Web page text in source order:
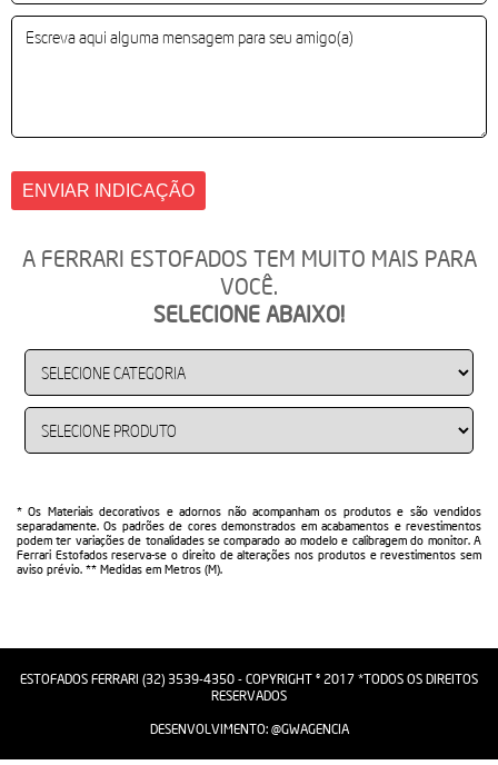
A FERRARI ESTOFADOS TEM MUITO MAIS PARA
VOCÊ.
SELECIONE ABAIXO!
* Os Materiais decorativos e adornos não acompanham os produtos e são vendidos
separadamente. Os padrões de cores demonstrados em acabamentos e revestimentos
podem ter variações de tonalidades se comparado ao modelo e calibragem do monitor. A
Ferrari Estofados reserva-se o direito de alterações nos produtos e revestimentos sem
aviso prévio. ** Medidas em Metros (M).
ESTOFADOS FERRARI (32) 3539-4350 - COPYRIGHT © 2017 *TODOS OS DIREITOS
RESERVADOS
DESENVOLVIMENTO: @GWAGENCIA